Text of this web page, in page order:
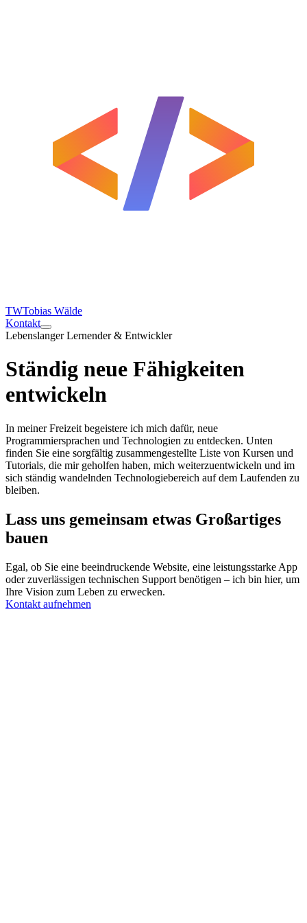
TWTobias Wälde
Kontakt
Lebenslanger Lernender & Entwickler
Ständig neue Fähigkeiten
entwickeln
In meiner Freizeit begeistere ich mich dafür, neue
Programmiersprachen und Technologien zu entdecken. Unten
finden Sie eine sorgfältig zusammengestellte Liste von Kursen und
Tutorials, die mir geholfen haben, mich weiterzuentwickeln und im
sich ständig wandelnden Technologiebereich auf dem Laufenden zu
bleiben.
Lass uns gemeinsam etwas Großartiges
bauen
Egal, ob Sie eine beeindruckende Website, eine leistungsstarke App
oder zuverlässigen technischen Support benötigen – ich bin hier, um
Ihre Vision zum Leben zu erwecken.
Kontakt aufnehmen